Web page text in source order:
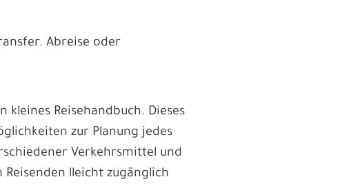
Abreise oder
kleines Reisehandbuch. Dieses
zur Planung jedes
Verkehrsmittel und
lleicht zugänglich